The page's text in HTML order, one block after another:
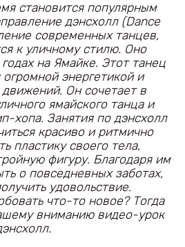
становится популярным
дэнсхолл (Dance
современных танцев,
к уличному стилю. Оно
на Ямайке. Этот танец
огромной энергетикой и
Он сочетает в
ямайского танца и
хопа. Занятия по дэнсхолл
красиво и ритмично
пластику своего тела,
фигуру. Благодаря им
о повседневных заботах,
удовольствие.
что-то новое? Тогда
вниманию видео-урок